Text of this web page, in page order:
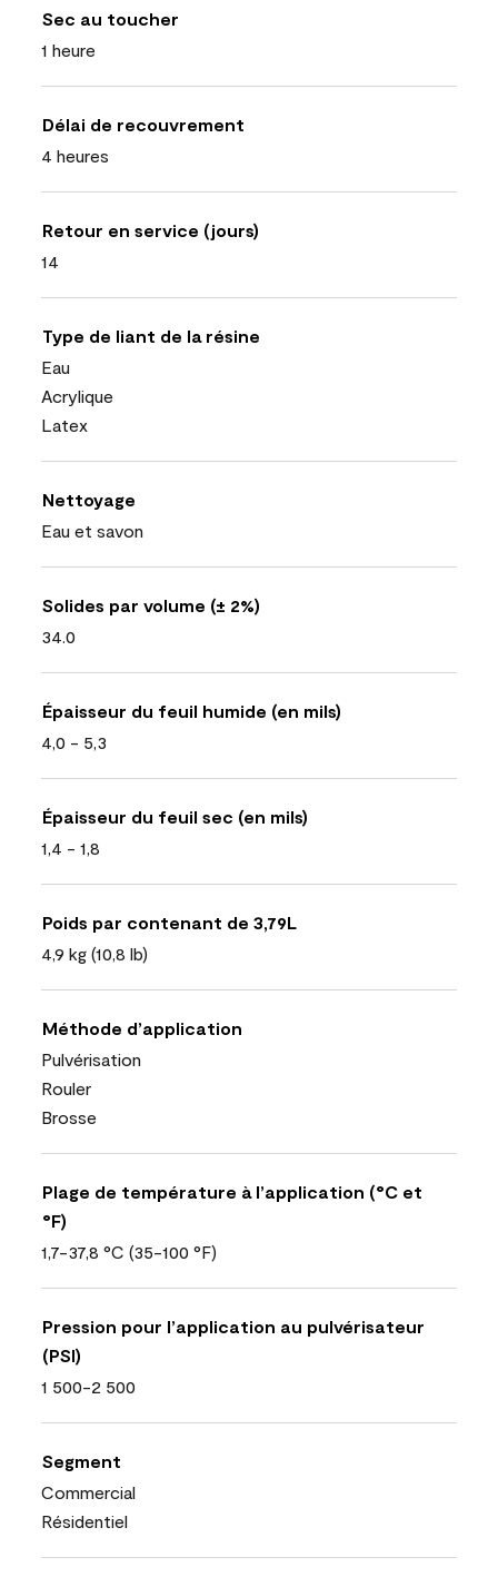
Sec au toucher
1 heure
Délai de recouvrement
4 heures
Retour en service (jours)
14
Type de liant de la résine
Eau
Acrylique
Latex
Nettoyage
Eau et savon
Solides par volume (± 2%)
34.0
Épaisseur du feuil humide (en mils)
4,0 - 5,3
Épaisseur du feuil sec (en mils)
1,4 - 1,8
Poids par contenant de 3,79L
4,9 kg (10,8 lb)
Méthode d’application
Pulvérisation
Rouler
Brosse
Plage de température à l’application (°C et
°F)
1,7-37,8 °C (35-100 °F)
Pression pour l’application au pulvérisateur
(PSI)
1 500-2 500
Segment
Commercial
Résidentiel